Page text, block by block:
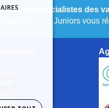
nos spécialistes des
Cap Juniors vous